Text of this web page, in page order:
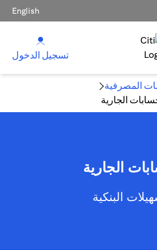
English
تسجيل الدخول
المصرفية
الجارية
الجارية
البنكية